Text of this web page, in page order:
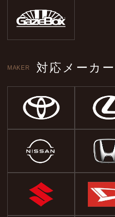
MAKER 対応メーカー